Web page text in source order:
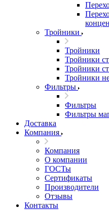
Тройники
Тройники
Тройники
Тройники
Тройники
Фильтры
Фильтры
Фильтры
Доставка
Компания
Компания
О компании
ГОСТы
Сертификаты
Производители
Отзывы
Контакты